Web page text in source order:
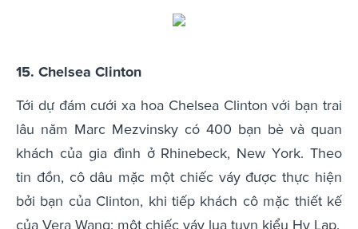
15. Chelsea Clinton
Tới dự đám cưới xa hoa Chelsea Clinton với bạn trai
lâu năm Marc Mezvinsky có 400 bạn bè và quan
khách của gia đình ở Rhinebeck, New York. Theo
tin đồn, cô dâu mặc một chiếc váy được thực hiện
bởi bạn của Clinton, khi tiếp khách cô mặc thiết kế
của Vera Wang: một chiếc váy lụa tuyn kiểu Hy Lạp.